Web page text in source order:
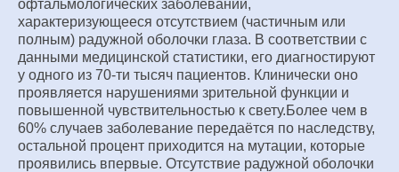
офтальмологических заболеваний,
характеризующееся отсутствием (частичным или
полным) радужной оболочки глаза. В соответствии с
данными медицинской статистики, его диагностируют
у одного из 70-ти тысяч пациентов. Клинически оно
проявляется нарушениями зрительной функции и
повышенной чувствительностью к свету.Более чем в
60% случаев заболевание передаётся по наследству,
остальной процент приходится на мутации, которые
проявились впервые. Отсутствие радужной оболочки